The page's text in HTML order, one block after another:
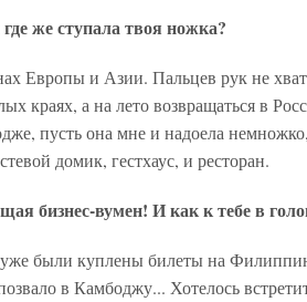
же ступала твоя ножка?
Европы и Азии. Пальцев рук не
краях, а на лето возвращаться в
пусть она мне и надоела
домик, гестхаус, и ресторан.
бизнес-вумен! И как к тебе в
были куплены билеты на
в Камбоджу... Хотелось